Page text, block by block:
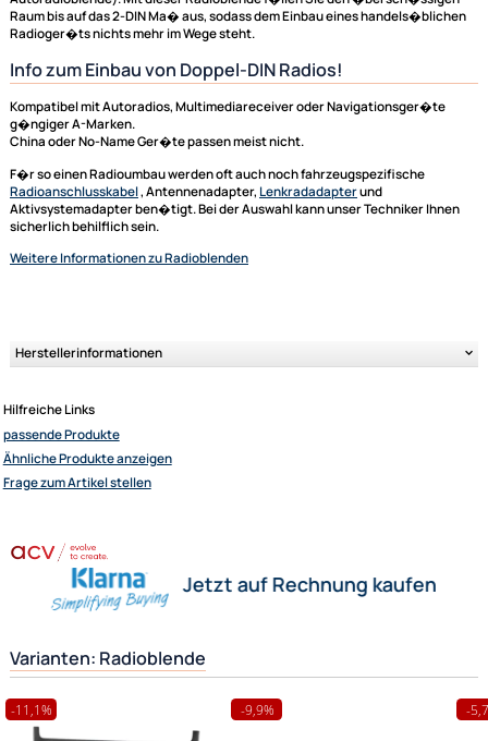
Fiat
Radioblende Einbaublende zum Austausch des
Werksradio gegen ein normales Doppel DIN
g�ngiger Marken.
f�r Ihr neues Doppel DIN Radio ist, ben�tigen Sie dazu unter anderem
Radioblende (Einbaublende, Radiohalterung, Einbauschacht,
Autoradioblende). Mit dieser Radioblende f�llen Sie den
Raum bis auf das 2-DIN Ma� aus, sodass dem Einbau eines
Radioger�ts nichts mehr im Wege steht.
g�ngiger A-Marken.
F�r so einen Radioumbau werden oft auch noch fahrzeugspezifische
Radioanschlusskabel
Aktivsystemadapter ben�tigt. Bei der Auswahl kann unser Techniker
sicherlich behilflich sein.
Herstellerinformationen
Hilfreiche Links
passende Produkte
Ähnliche Produkte anzeigen
Ultramall
Zahlungsarten
Wir versenden mit